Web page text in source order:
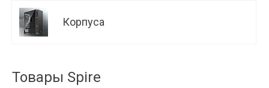
Корпуса
Товары Spire